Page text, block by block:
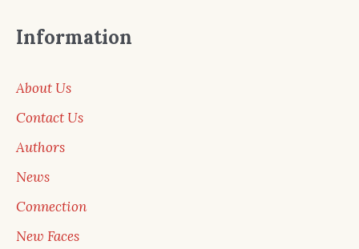
Information
About Us
Contact Us
Authors
News
Connection
New Faces